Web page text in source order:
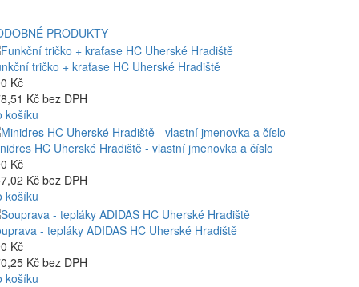
PRODUKTY
tričko + kraťase HC Uherské Hradiště
Kč
Kč bez DPH
košíku
HC Uherské Hradiště - vlastní jmenovka a číslo
Kč
Kč bez DPH
košíku
- tepláky ADIDAS HC Uherské Hradiště
Kč
Kč bez DPH
košíku